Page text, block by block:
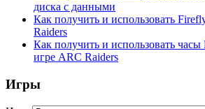
диска с данными
Как получить и использовать
Raiders
Как получить и использовать часы
игре ARC Raiders
Игры